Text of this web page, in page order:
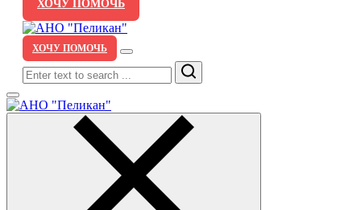
ХОЧУ ПОМОЧЬ
ХОЧУ ПОМОЧЬ
Search